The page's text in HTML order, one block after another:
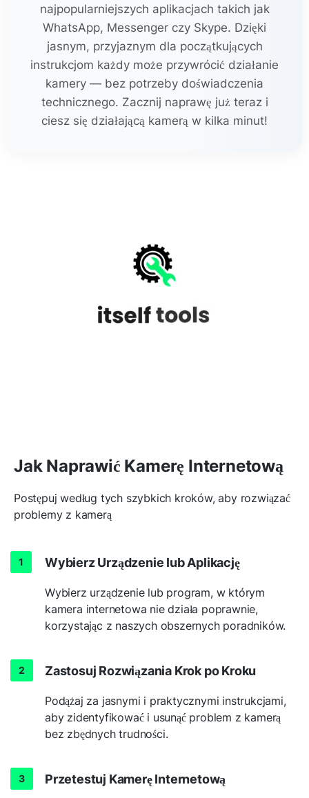
najpopularniejszych aplikacjach takich jak
WhatsApp, Messenger czy Skype. Dzięki
jasnym, przyjaznym dla początkujących
instrukcjom każdy może przywrócić działanie
kamery — bez potrzeby doświadczenia
technicznego. Zacznij naprawę już teraz i
ciesz się działającą kamerą w kilka minut!
Jak Naprawić Kamerę Internetową
Postępuj według tych szybkich kroków, aby rozwiązać
problemy z kamerą
Wybierz Urządzenie lub Aplikację
Wybierz urządzenie lub program, w którym
kamera internetowa nie działa poprawnie,
korzystając z naszych obszernych poradników.
Zastosuj Rozwiązania Krok po Kroku
Podążaj za jasnymi i praktycznymi instrukcjami,
aby zidentyfikować i usunąć problem z kamerą
bez zbędnych trudności.
Przetestuj Kamerę Internetową